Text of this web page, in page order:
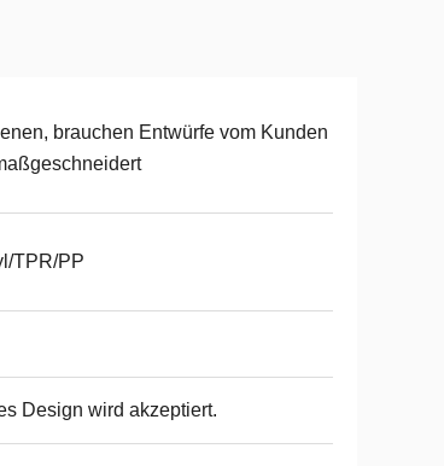
brauchen Entwürfe vom Kunden
TPR/PP
Design wird akzeptiert.